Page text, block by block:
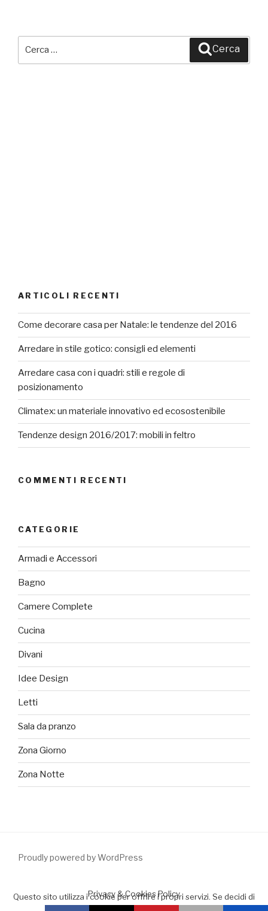
Cerca
ARTICOLI RECENTI
Come decorare casa per Natale: le tendenze del 2016
Arredare in stile gotico: consigli ed elementi
Arredare casa con i quadri: stili e regole di
posizionamento
Climatex: un materiale innovativo ed ecosostenibile
Tendenze design 2016/2017: mobili in feltro
COMMENTI RECENTI
CATEGORIE
Armadi e Accessori
Bagno
Camere Complete
Cucina
Divani
Idee Design
Letti
Sala da pranzo
Zona Giorno
Zona Notte
Proudly powered by WordPress
Questo sito utilizza i cookie per offrire i propri servizi. Se decidi di
Privacy & Cookies Policy